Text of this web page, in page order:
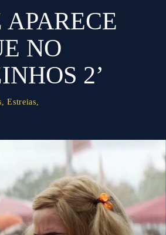
NO
2’
,Estreias,